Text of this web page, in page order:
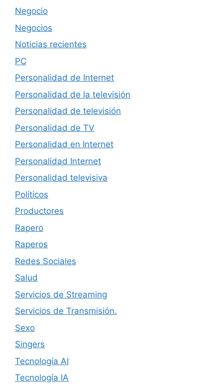
Negocio
Negocios
Noticias recientes
PC
Personalidad de Internet
Personalidad de la televisión
Personalidad de televisión
Personalidad de TV
Personalidad en Internet
Personalidad Internet
Personalidad televisiva
Políticos
Productores
Rapero
Raperos
Redes Sociales
Salud
Servicios de Streaming
Servicios de Transmisión.
Sexo
Singers
Tecnología AI
Tecnología IA